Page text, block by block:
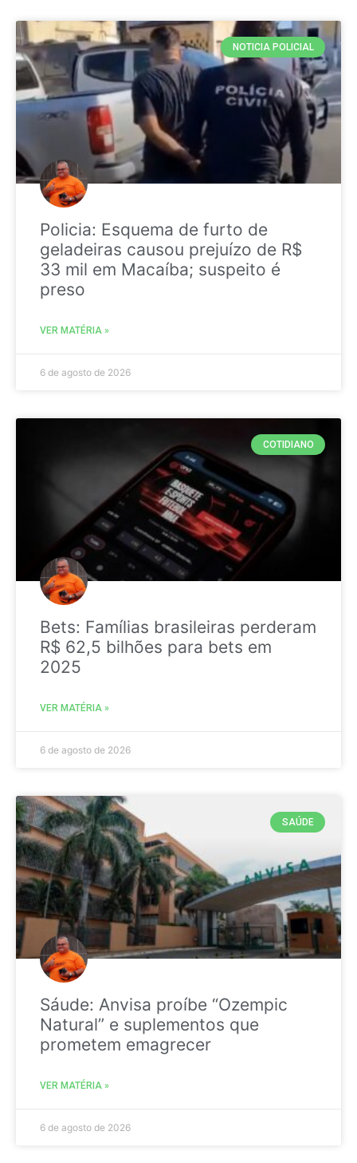
NOTICIA POLICIAL
Policia: Esquema de furto de
geladeiras causou prejuízo de R$
33 mil em Macaíba; suspeito é
preso
VER MATÉRIA »
6 de agosto de 2026
COTIDIANO
Bets: Famílias brasileiras perderam
R$ 62,5 bilhões para bets em
2025
VER MATÉRIA »
6 de agosto de 2026
SAÚDE
Sáude: Anvisa proíbe “Ozempic
Natural” e suplementos que
prometem emagrecer
VER MATÉRIA »
6 de agosto de 2026